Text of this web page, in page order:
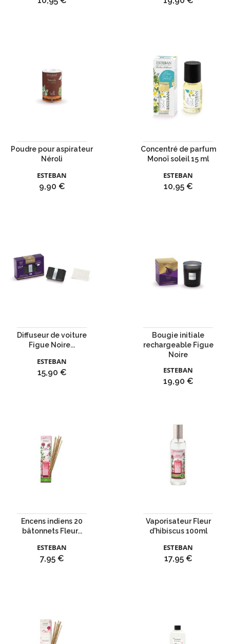
Poudre pour aspirateur
Néroli
ESTEBAN
Prix
9,90 €
Concentré de parfum
Monoï soleil 15 ml
ESTEBAN
Prix
10,95 €
Diffuseur de voiture
Figue Noire...
ESTEBAN
Prix
15,90 €
Bougie initiale
rechargeable Figue
Noire
ESTEBAN
Prix
19,90 €
Encens indiens 20
bâtonnets Fleur...
ESTEBAN
Prix
7,95 €
Vaporisateur Fleur
d'hibiscus 100ml
ESTEBAN
Prix
17,95 €